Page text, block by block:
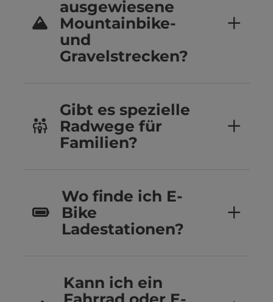
ausgewiesene
Mountainbike-
und
Gravelstrecken?
Gibt es spezielle
Radwege für
Familien?
Wo finde ich E-
Bike
Ladestationen?
Kann ich ein